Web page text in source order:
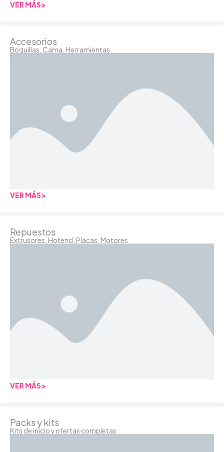
VER MÁS>
Accesorios
Boquillas, Cama, Herramientas
VER MÁS>
Repuestos
Extrusores, Hotend, Placas, Motores
VER MÁS>
Packs y kits
Kits de inicio y ofertas completas